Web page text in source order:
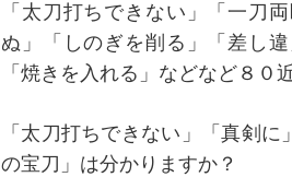
「太刀打ちできない」「一刀
ぬ」「しのぎを削る」「差し
「焼きを入れる」などなど８０
「太刀打ちできない」「真剣
の宝刀」は分かりますか？